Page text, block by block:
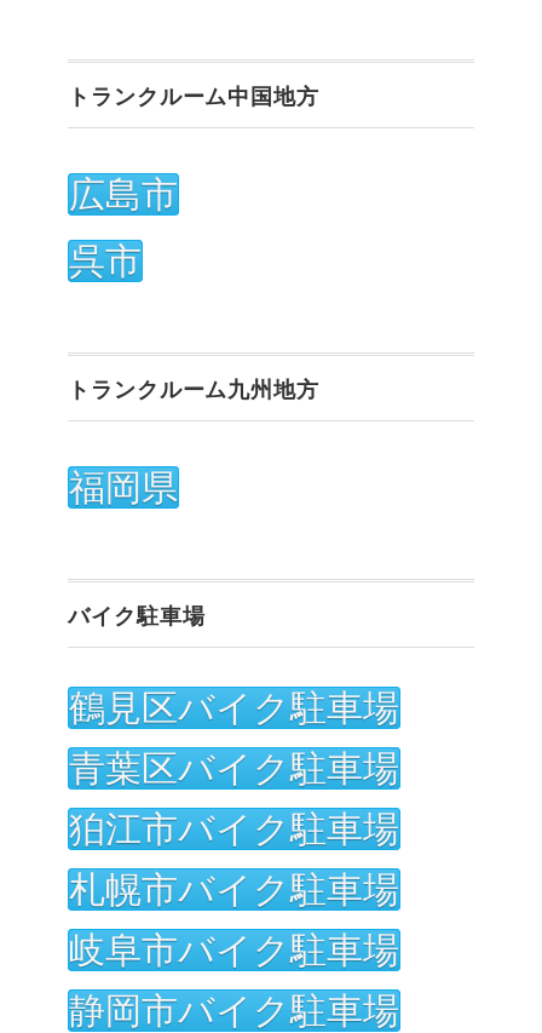
トランクルーム中国地方
広島市
呉市
トランクルーム九州地方
福岡県
バイク駐車場
鶴見区バイク駐車場
青葉区バイク駐車場
狛江市バイク駐車場
札幌市バイク駐車場
岐阜市バイク駐車場
静岡市バイク駐車場